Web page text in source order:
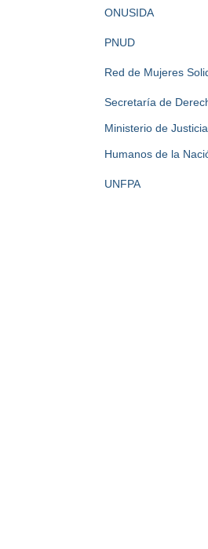
ONUSIDA
PNUD
Red de Mujeres
Secretaría de
Ministerio de
Humanos de la
UNFPA